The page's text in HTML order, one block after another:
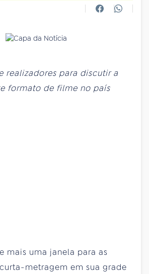
realizadores para discutir a
formato de filme no país
mais uma janela para as
metragem em sua grade